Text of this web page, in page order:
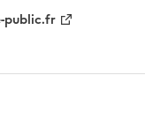
public.fr